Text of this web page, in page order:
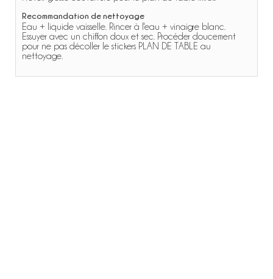
Recommandation de nettoyage
Eau + liquide vaisselle. Rincer à l'eau + vinaigre blanc.
Essuyer avec un chiffon doux et sec. Procéder doucement
pour ne pas décoller le stickers PLAN DE TABLE au
nettoyage.